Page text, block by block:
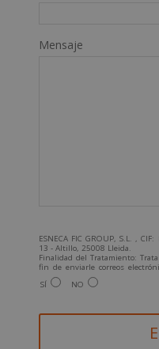
Mensaje
ESNECA FIC GROUP, S.L. ,
13 - Altillo, 25008 Lleida.
Finalidad del Tratamiento:
fin de enviarle correos
productos ofrecidos y otros tipo
Legitimación del tratamiento:
Para más información consulte
SÍ NO